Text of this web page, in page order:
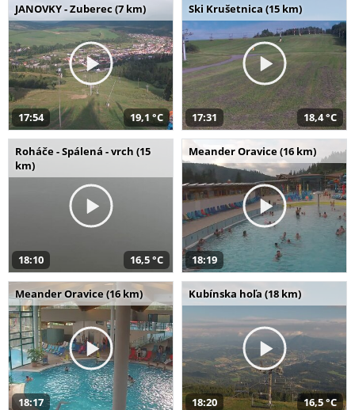
JANOVKY - Zuberec (7 km)
17:54 19,1 °C
Ski Krušetnica (15 km)
17:31 18,4 °C
Roháče - Spálená - vrch (15
km)
18:10 16,5 °C
Meander Oravice (16 km)
18:19
Meander Oravice (16 km)
18:17
Kubínska hoľa (18 km)
18:20 16,5 °C